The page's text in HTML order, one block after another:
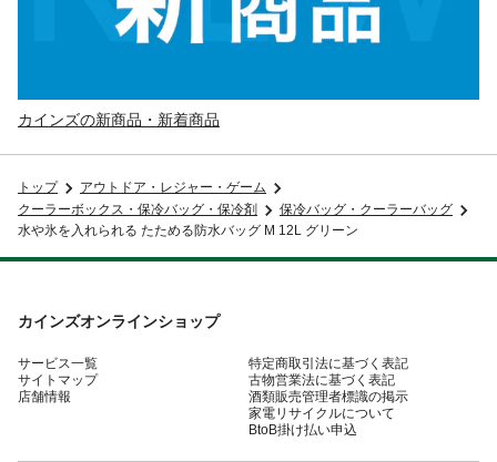
カインズの新商品・新着商品
トップ
アウトドア・レジャー・ゲーム
クーラーボックス・保冷バッグ・保冷剤
保冷バッグ・クーラーバッグ
水や氷を入れられる たためる防水バッグ M 12L グリーン
カインズオンラインショップ
サービス一覧
サイトマップ
店舗情報
特定商取引法に基づく表記
古物営業法に基づく表記
酒類販売管理者標識の掲示
家電リサイクルについて
BtoB掛け払い申込